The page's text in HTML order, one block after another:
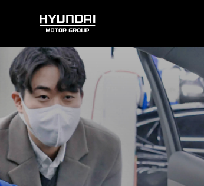
HYUNDAI
MOTOR
GROUP